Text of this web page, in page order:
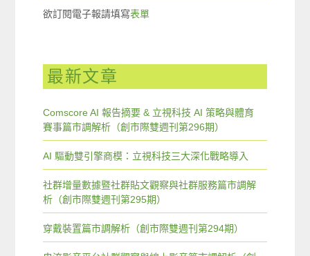
欲訂閱電子報請填寫表單
最新文章
Comscore AI 報告摘要 & 立視科技 AI 策略與體育
賽事篇市調解析（創市際雙週刊第296期）
AI 驅動雙引擎商模：立視科技三大深化戰略導入
社群增量數據暨社群貼文觀察與社群服務篇市調解
析（創市際雙週刊第295期）
穿戴裝置篇市調解析（創市際雙週刊第294期）